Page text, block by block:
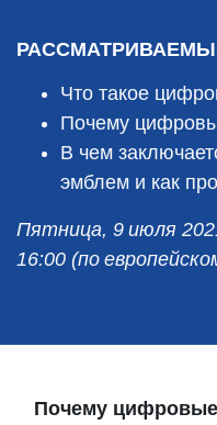
Что такое
Почему
В чем
эмблем и как
Пятница, 9 июля
16:00 (по
Почему